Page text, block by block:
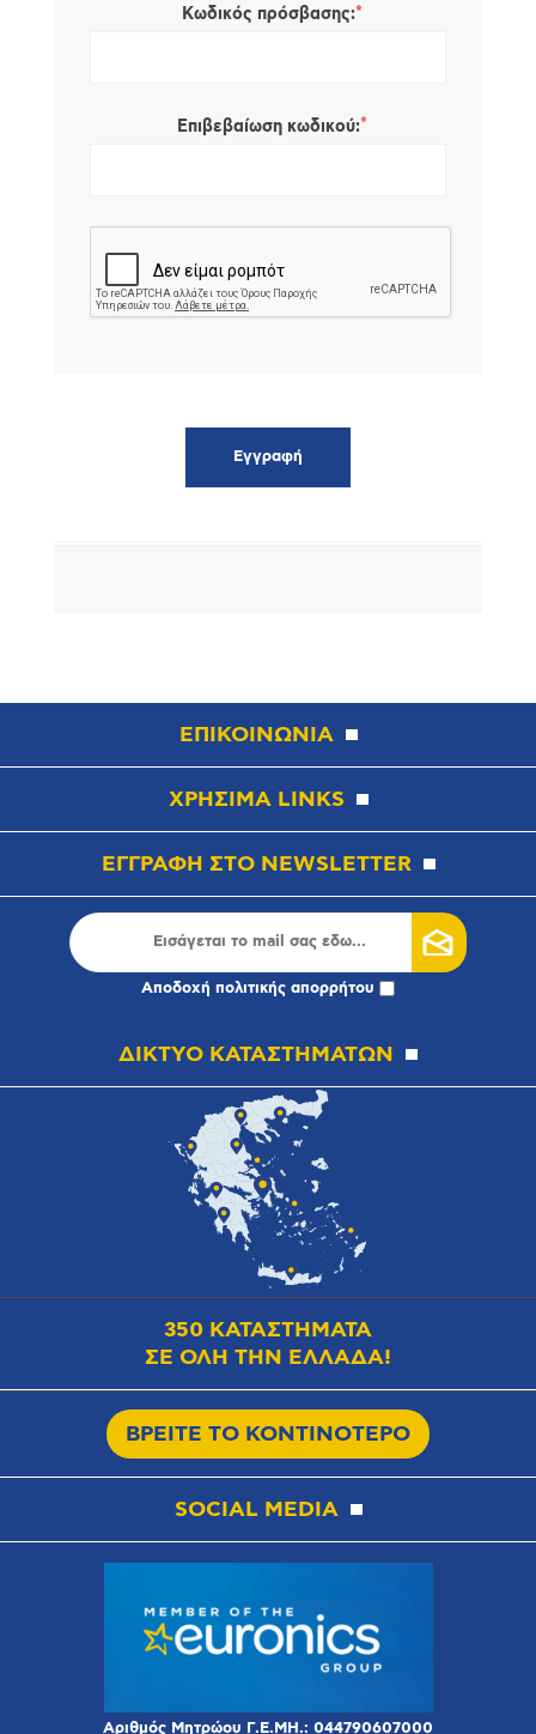
Κωδικός πρόσβασης:*
Επιβεβαίωση κωδικού:*
ΕΠΙΚΟΙΝΩΝΙΑ
ΧΡΗΣΙΜΑ LINKS
ΕΓΓΡΑΦΗ ΣΤΟ NEWSLETTER
Αποδοχή πολιτικής απορρήτου
ΔΙΚΤΥΟ ΚΑΤΑΣΤΗΜΑΤΩΝ
350 ΚΑΤΑΣΤΗΜΑΤΑ
ΣΕ ΟΛΗ ΤΗΝ ΕΛΛΑΔΑ!
ΒΡΕΙΤΕ ΤΟ ΚΟΝΤΙΝΟΤΕΡΟ
SOCIAL MEDIA